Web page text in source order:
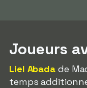
Joueurs
Liel Abada de
temps